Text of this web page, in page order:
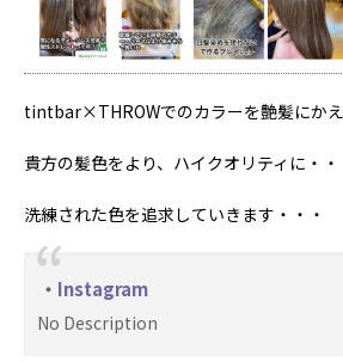
tintbar×THROWでのカラーを艶髪にかえ
貴方の髪色をより、ハイクオリティに・・
洗練された色を追求していきます・・・
Instagram
No Description